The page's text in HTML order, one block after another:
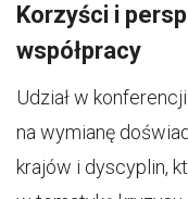
Korzyści i
współpracy
Udział w
na wymianę
krajów i dyscyplin,